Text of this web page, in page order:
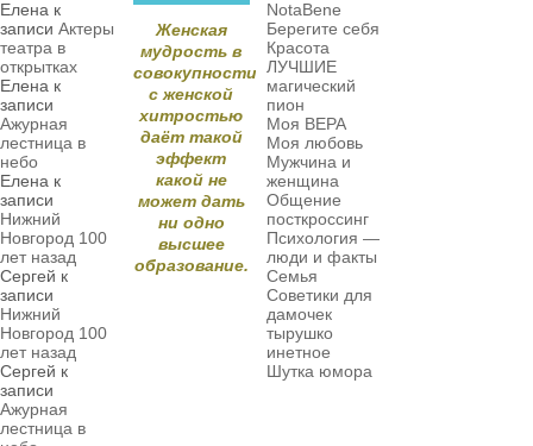
Елена к
записи Актеры
театра в
открытках
Елена к
записи
Ажурная
лестница в
небо
Елена к
записи
Нижний
Новгород 100
лет назад
Сергей к
записи
Нижний
Новгород 100
лет назад
Сергей к
записи
Ажурная
лестница в
Женская
мудрость в
совокупности
с женской
хитростью
даёт такой
эффект
какой не
может дать
ни одно
высшее
образование.
NotaBene
Берегите себя
Красота
ЛУЧШИЕ
магический
пион
Моя ВЕРА
Моя любовь
Мужчина и
женщина
Общение
посткроссинг
Психология —
люди и факты
Семья
Советики для
дамочек
тырушко
инетное
Шутка юмора